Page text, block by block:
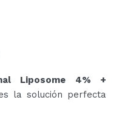
Liposome 4% +
la solución perfecta